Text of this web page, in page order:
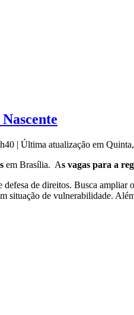
| Última atualização em
em Brasília. As vagas para a
de direitos. Busca
situação de vulnerabilidade.